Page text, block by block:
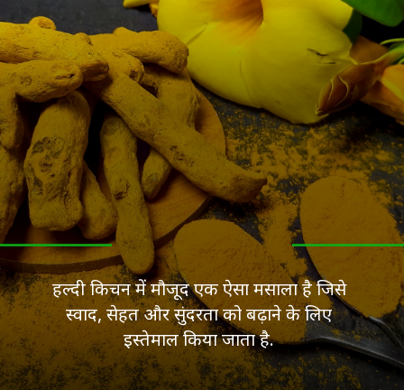
हल्दी किचन में मौजूद एक ऐसा मसाला है जिसे
स्वाद, सेहत और सुंदरता को बढ़ाने के लिए
इस्तेमाल किया जाता है.